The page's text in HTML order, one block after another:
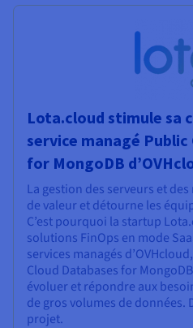
Lota.cloud stimule sa
service managé Public
for MongoDB
La gestion des serveurs et
de valeur et détourne les
C’est pourquoi la startup
solutions FinOps en mode
services managés
Cloud Databases for
évoluer et répondre aux
de gros volumes de données.
projet.